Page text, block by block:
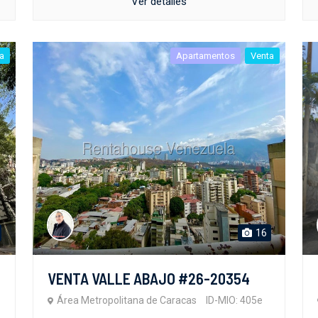
Apartamentos Venta
16
VENTA VALLE ABAJO #26-20354
Área Metropolitana de Caracas ID-MIO: 405e